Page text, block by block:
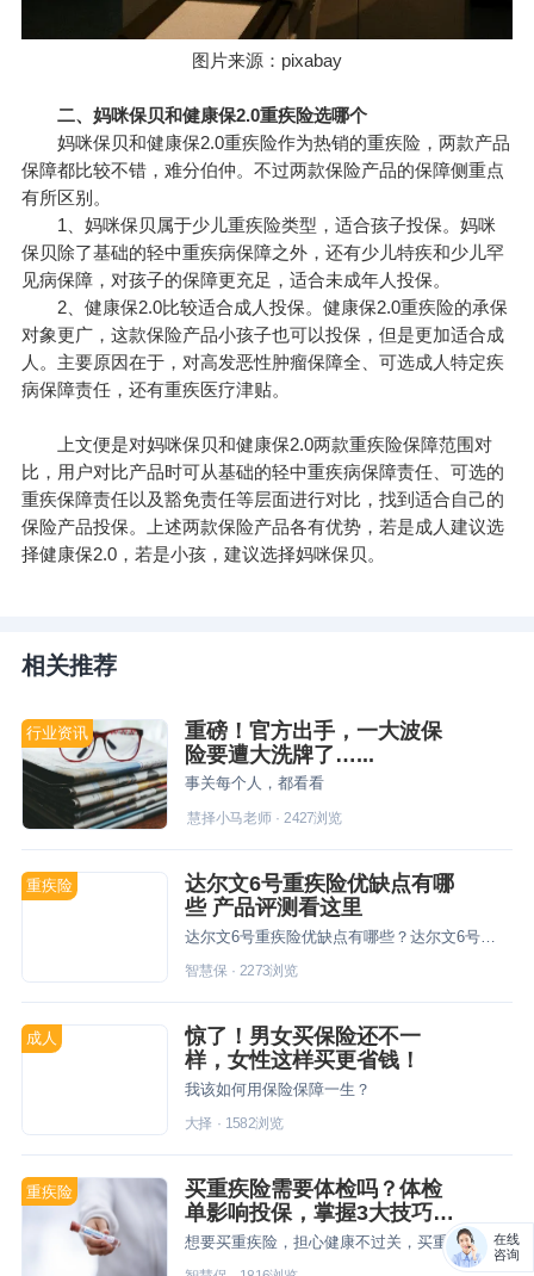
图片来源：pixabay
二、妈咪保贝和健康保2.0重疾险选哪个
妈咪保贝和健康保2.0重疾险作为热销的重疾险，两款产品
保障都比较不错，难分伯仲。不过两款保险产品的保障侧重点
有所区别。
1、妈咪保贝属于少儿重疾险类型，适合孩子投保。妈咪
保贝除了基础的轻中重疾病保障之外，还有少儿特疾和少儿罕
见病保障，对孩子的保障更充足，适合未成年人投保。
2、健康保2.0比较适合成人投保。健康保2.0重疾险的承保
对象更广，这款保险产品小孩子也可以投保，但是更加适合成
人。主要原因在于，对高发恶性肿瘤保障全、可选成人特定疾
病保障责任，还有重疾医疗津贴。
上文便是对妈咪保贝和健康保2.0两款重疾险保障范围对
比，用户对比产品时可从基础的轻中重疾病保障责任、可选的
重疾保障责任以及豁免责任等层面进行对比，找到适合自己的
保险产品投保。上述两款保险产品各有优势，若是成人建议选
择健康保2.0，若是小孩，建议选择妈咪保贝。
相关推荐
行业资讯
重磅！官方出手，一大波保
险要遭大洗牌了…...
事关每个人，都看看
慧择小马老师· 2427浏览
重疾险
达尔文6号重疾险优缺点有哪
些 产品评测看这里
达尔文6号重疾险优缺点有哪些？达尔文6号有185种疾病保障、重疾复原金等优势，实用性强，特定疾病赔付得多，用户可根据实际需求决定是否投保。
智慧保· 2273浏览
成人
惊了！男女买保险还不一
样，女性这样买更省钱！
我该如何用保险保障一生？
大择 · 1582浏览
重疾险
买重疾险需要体检吗？体检
单影响投保，掌握3大技巧投
保不慌！
想要买重疾险，担心健康不过关，买重疾险需要体检吗？实际上，大部分产品不要求体检，投保特定时期建议非必不体检。在线
咨询